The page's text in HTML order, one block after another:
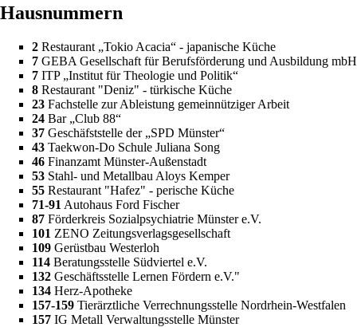
Hausnummern
2 Restaurant „Tokio Acacia“ - japanische Küche
7 GEBA Gesellschaft für Berufsförderung und Ausbildung mbH
7 ITP „Institut für Theologie und Politik“
8 Restaurant "Deniz" - türkische Küche
23 Fachstelle zur Ableistung gemeinnütziger Arbeit
24 Bar „Club 88“
37 Geschäfststelle der „SPD Münster“
43 Taekwon-Do Schule Juliana Song
46 Finanzamt Münster-Außenstadt
53 Stahl- und Metallbau Aloys Kemper
55 Restaurant "Hafez" - perische Küche
71-91 Autohaus Ford Fischer
87 Förderkreis Sozialpsychiatrie Münster e.V.
101 ZENO Zeitungsverlagsgesellschaft
109 Gerüstbau Westerloh
114 Beratungsstelle Südviertel e.V.
132 Geschäftsstelle Lernen Fördern e.V."
134 Herz-Apotheke
157-159 Tierärztliche Verrechnungsstelle Nordrhein-Westfalen
157 IG Metall Verwaltungsstelle Münster